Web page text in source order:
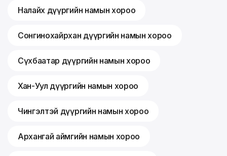
Налайх дүүргийн намын хороо
Сонгинохайрхан дүүргийн намын хороо
Сүхбаатар дүүргийн намын хороо
Хан-Уул дүүргийн намын хороо
Чингэлтэй дүүргийн намын хороо
Архангай аймгийн намын хороо